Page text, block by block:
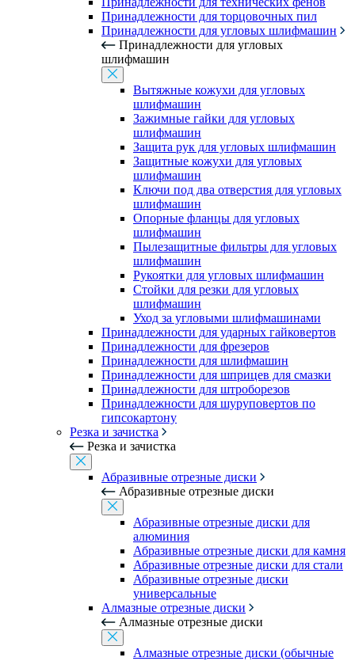
Принадлежности для торцовочных пил
Принадлежности для угловых шлифмашин
Принадлежности для угловых
шлифмашин
Вытяжные кожухи для угловых
шлифмашин
Зажимные гайки для угловых
шлифмашин
Защита рук для угловых шлифмашин
Защитные кожухи для угловых
шлифмашин
Ключи под два отверстия для угловых
шлифмашин
Опорные фланцы для угловых
шлифмашин
Пылезащитные фильтры для угловых
шлифмашин
Рукоятки для угловых шлифмашин
Стойки для резки для угловых
шлифмашин
Уход за угловыми шлифмашинами
Принадлежности для ударных гайковертов
Принадлежности для фрезеров
Принадлежности для шлифмашин
Принадлежности для шприцев для смазки
Принадлежности для штроборезов
Принадлежности для шуруповертов по
гипсокартону
Резка и зачистка
Резка и зачистка
Абразивные отрезные диски
Абразивные отрезные диски
Абразивные отрезные диски для
алюминия
Абразивные отрезные диски для камня
Абразивные отрезные диски для стали
Абразивные отрезные диски
универсальные
Алмазные отрезные диски
Алмазные отрезные диски
Алмазные отрезные диски (обычные